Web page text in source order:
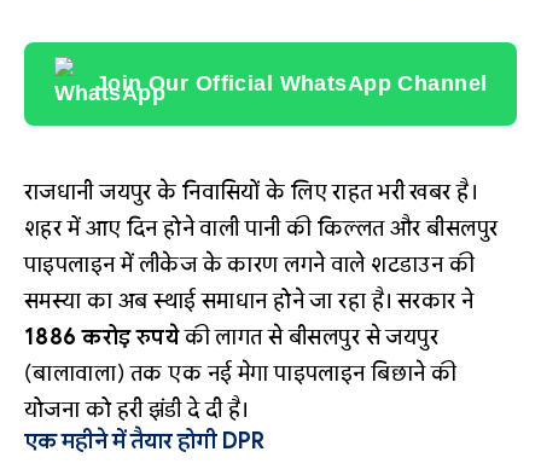
Join Our Official WhatsApp Channel
राजधानी जयपुर के निवासियों के लिए राहत भरी खबर है।
शहर में आए दिन होने वाली पानी की किल्लत और बीसलपुर
पाइपलाइन में लीकेज के कारण लगने वाले शटडाउन की
समस्या का अब स्थाई समाधान होने जा रहा है। सरकार ने
1886 करोड़ रुपयेकी लागत से बीसलपुर से जयपुर
(बालावाला) तक एक नई मेगा पाइपलाइन बिछाने की
योजना को हरी झंडी दे दी है।
एक महीने में तैयार होगी DPR